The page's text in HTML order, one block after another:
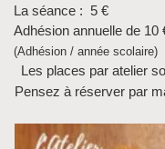
La séance : 5 €
Adhésion annuelle de 10
(Adhésion / année scolaire)
Les places par atelier
Pensez à réserver par